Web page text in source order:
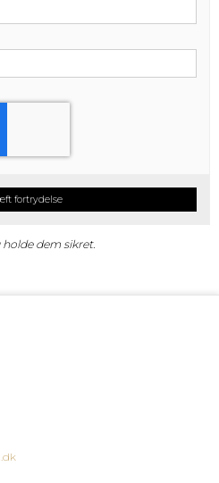
fortrydelse
holde dem sikret.